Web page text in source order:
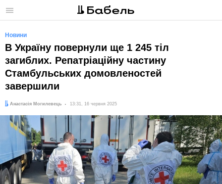
Меню
Новини
В Україну повернули ще 1 245 тіл
загиблих. Репатріаційну частину
Стамбульських домовленостей
завершили
Автор:
Анастасія Могилевець
Дата: 13:31, 16 червня 2025